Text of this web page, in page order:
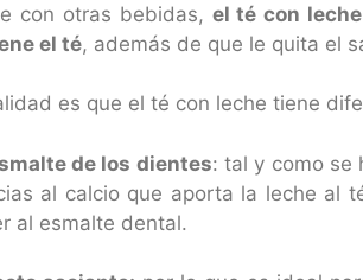
con otras bebidas, el té con
el té, además de que le quita el
es que el té con leche tiene
de los dientes: tal y como se
al calcio que aporta la leche al
al esmalte dental.